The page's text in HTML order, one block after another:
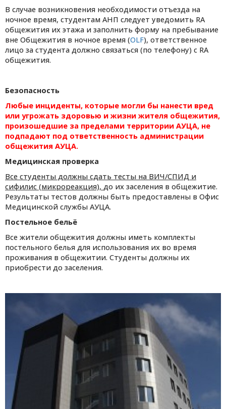
В случае возникновения необходимости отъезда на
ночное время, студентам АНП следует уведомить RA
общежития их этажа и заполнить форму на пребывание
вне Общежития в ночное время (OLF), ответственное
лицо за студента должно связаться (по телефону) с RA
общежития.
Безопасность
Любые инциденты, которые могли бы нанести вред
или угрожать здоровью и жизни жителя общежития,
произошедшие за пределами территории АУЦА, не
подпадают под ответственность администрации
общежития АУЦА.
Медицинская проверка
Все студенты должны сдать тесты на ВИЧ/СПИД и
сифилис (микрореакция), до их заселения в общежитие.
Результаты тестов должны быть предоставлены в Офис
Медицинской службы АУЦА.
Постельное бельё
Все жители общежития должны иметь комплекты
постельного белья для использования их во время
проживания в общежитии. Студенты должны их
приобрести до заселения.